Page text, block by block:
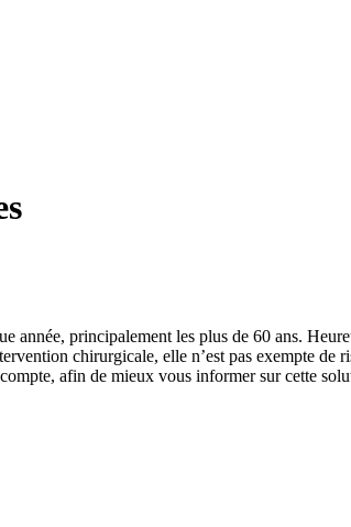
année, principalement les plus de 60 ans.
chirurgicale, elle n’est pas exempte de
afin de mieux vous informer sur cette